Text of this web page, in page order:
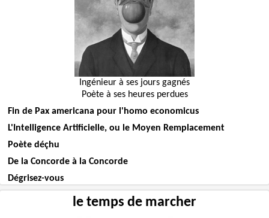
Ingénieur à ses jours gagnés
Poète à ses heures perdues
Fin de Pax americana pour l'homo economicus
L'Intelligence Artificielle, ou le Moyen Remplacement
Poète déçhu
De la Concorde à la Concorde
Dégrisez-vous
le temps de marcher